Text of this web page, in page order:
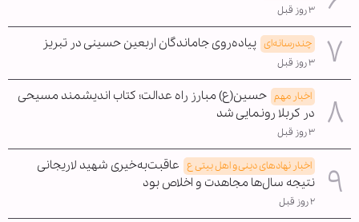
۳ روز قبل
چندرسانه‌ای پیاده‌روی جاماندگان اربعین حسینی در تبریز
۳ روز قبل
اخبار مهم حسین(ع) مبارز راه عدالت؛ کتاب اندیشمند مسیحی
در کربلا رونمایی شد
۳ روز قبل
اخبار نهادهای دینی و اهل بیتی ع عاقبت‌به‌خیری شهید لاریجانی
نتیجه سال‌ها مجاهدت و اخلاص بود
۲ روز قبل